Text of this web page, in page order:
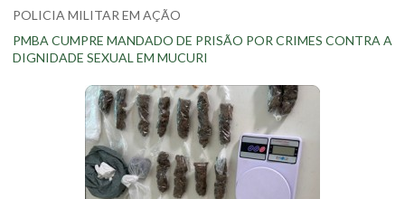
POLICIA MILITAR EM AÇÃO
PMBA CUMPRE MANDADO DE PRISÃO POR CRIMES CONTRA A
DIGNIDADE SEXUAL EM MUCURI